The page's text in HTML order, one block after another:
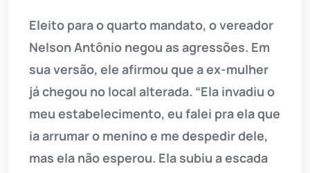
Eleito para o quarto mandato, o vereador
Nelson Antônio negou as agressões. Em
sua versão, ele afirmou que a ex-mulher
já chegou no local alterada. “Ela invadiu o
meu estabelecimento, eu falei pra ela que
ia arrumar o menino e me despedir dele,
mas ela não esperou. Ela subiu a escada